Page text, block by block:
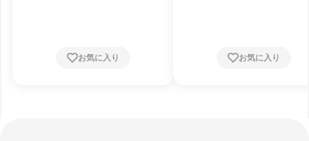
お気に入り お気に入り